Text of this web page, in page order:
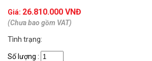
Giá: 26.810.000 VNĐ
(Chưa bao gồm VAT)
Tình trạng:
Số lượng :